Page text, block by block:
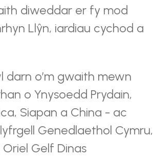
diweddar er fy mod
Llŷn, iardiau cychod a
o’m gwaith mewn
o Ynysoedd Prydain,
Siapan a China - ac
Genedlaethol Cymru,
Gelf Dinas